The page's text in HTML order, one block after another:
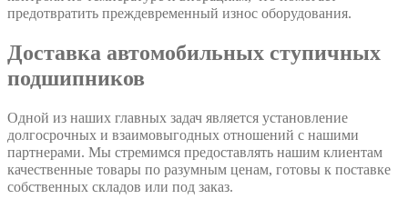
предотвратить преждевременный износ оборудования.
Доставка автомобильных ступичных
подшипников
Одной из наших главных задач является установление
долгосрочных и взаимовыгодных отношений с нашими
партнерами. Мы стремимся предоставлять нашим клиентам
качественные товары по разумным ценам, готовы к поставке
собственных складов или под заказ.